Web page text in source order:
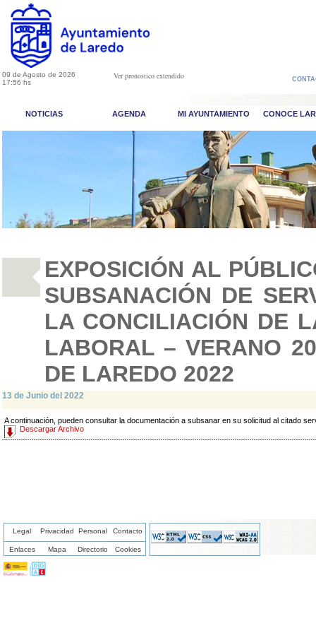
09 de Agosto de 2026
17:56 hs
Ver pronostico extendido
NOTICIAS AGENDA MI AYUNTAMIENTO CONOCE
EXPOSICIÓN AL
SUBSANACIÓN DE
LA CONCILIACIÓN DE
LABORAL – VERANO
DE LAREDO 2022
13 de Junio del 2022
A continuación, pueden consultar la documentación a subsanar en su solicitud al citado
Descargar Archivo
Legal Privacidad Personal Contacto
Enlaces Mapa Directorio Cookies